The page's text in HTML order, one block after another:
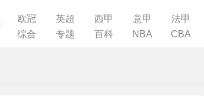
欧冠 英超 西甲 意甲 法甲
综合
专题 百科 NBA CBA